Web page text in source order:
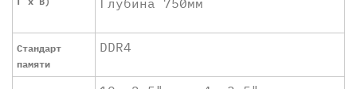
Стандарт
памяти
DDR4